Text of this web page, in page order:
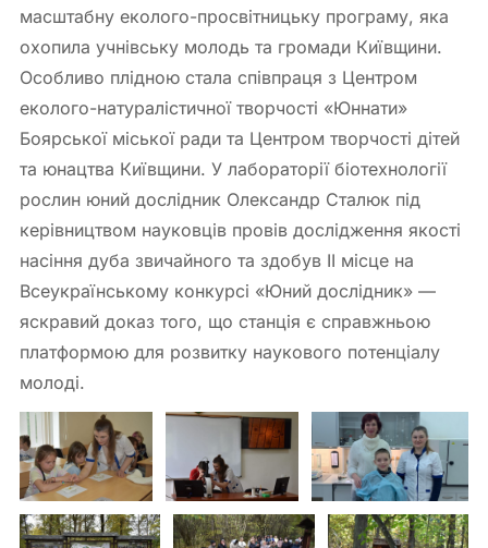
масштабну еколого-просвітницьку програму, яка
охопила учнівську молодь та громади Київщини.
Особливо плідною стала співпраця з Центром
еколого-натуралістичної творчості «Юннати»
Боярської міської ради та Центром творчості дітей
та юнацтва Київщини. У лабораторії біотехнології
рослин юний дослідник Олександр Сталюк під
керівництвом науковців провів дослідження якості
насіння дуба звичайного та здобув ІІ місце на
Всеукраїнському конкурсі «Юний дослідник» —
яскравий доказ того, що станція є справжньою
платформою для розвитку наукового потенціалу
молоді.